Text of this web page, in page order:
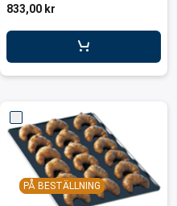
833,00 kr
PÅ BESTÄLLNING